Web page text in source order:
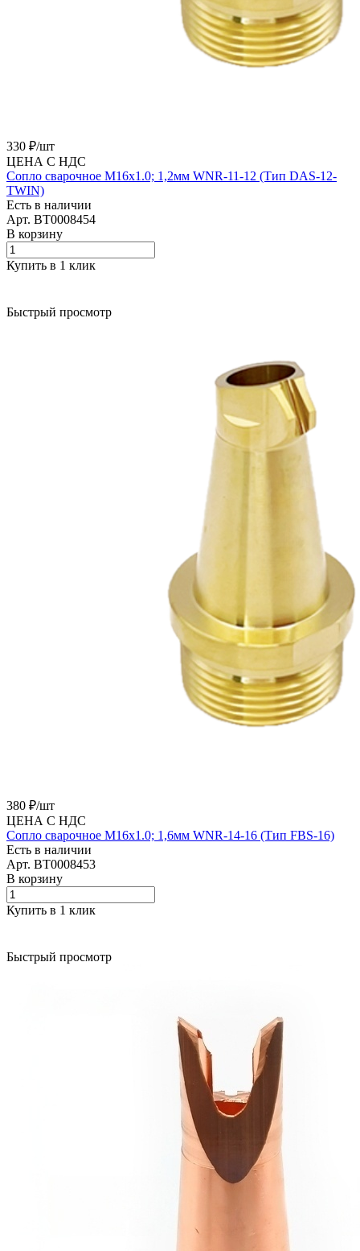
330 ₽/шт
ЦЕНА С НДС
Сопло сварочное M16х1.0; 1,2мм WNR-11-12 (Тип DAS-12-
TWIN)
Есть в наличии
Арт. BT0008454
В корзину
Купить в 1 клик
Быстрый просмотр
380 ₽/шт
ЦЕНА С НДС
Сопло сварочное M16х1.0; 1,6мм WNR-14-16 (Тип FBS-16)
Есть в наличии
Арт. BT0008453
В корзину
Купить в 1 клик
Быстрый просмотр